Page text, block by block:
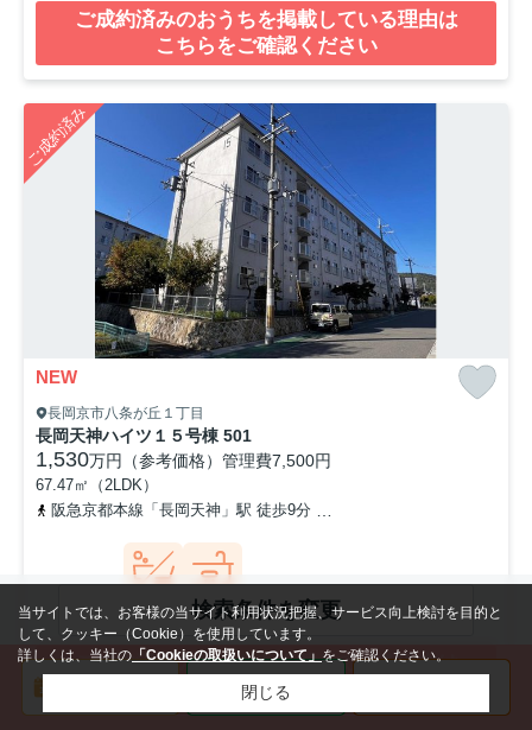
ご成約済みのおうちを掲載している理由は
こちらをご確認ください
ご成約済み
NEW
長岡京市八条が丘１丁目
長岡天神ハイツ１５号棟 501
1,530万円（参考価格） 管理費7,500円
67.47㎡（2LDK）
阪急京都本線「長岡天神」駅 徒歩9分
バストイレカウンター
キッチン
ご成約済みのおうちを掲載している理由は
こちらをご確認ください
検索条件を変更
当サイトでは、お客様の当サイト利用状況把握、サービス向上検討を目的と
して、クッキー（Cookie）を使用しています。
詳しくは、当社の 「Cookieの取扱いについて」をご確認ください。
閉じる